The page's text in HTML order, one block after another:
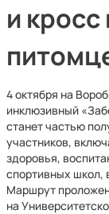
и
4 октября на
инклюзивный
станет частью
участников,
здоровья,
спортивных школ,
Маршрут
на